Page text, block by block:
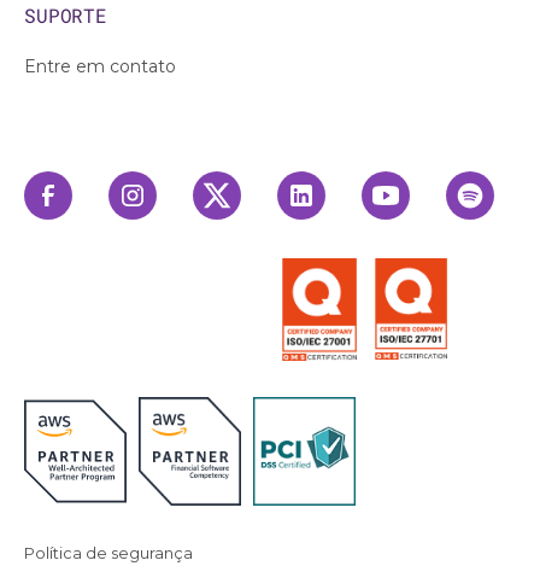
SUPORTE
Entre em contato
Política de segurança